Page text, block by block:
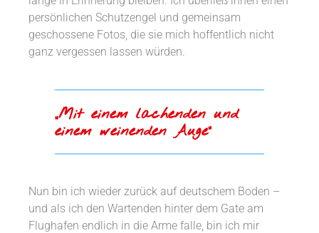
persönlichen Schutzengel und gemeinsam
geschossene Fotos, die sie mich hoffentlich nicht
ganz vergessen lassen würden.
„Mit einem lachenden und
einem weinenden Auge“
Nun bin ich wieder zurück auf deutschem Boden –
und als ich den Wartenden hinter dem Gate am
Flughafen endlich in die Arme falle, bin ich mir